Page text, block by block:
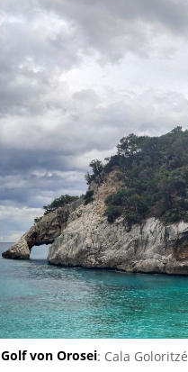
Golf von Orosei: Cala Goloritzé